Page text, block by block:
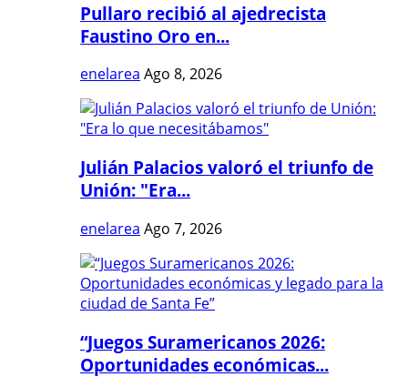
Pullaro recibió al ajedrecista
Faustino Oro en...
enelarea Ago 8, 2026
Julián Palacios valoró el triunfo de
Unión: "Era...
enelarea Ago 7, 2026
“Juegos Suramericanos 2026:
Oportunidades económicas...